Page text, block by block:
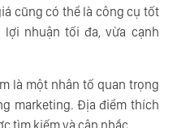
cũng có thể là công cụ tốt
nhuận tối đa, vừa cạnh
là một nhân tố quan trọng
marketing. Địa điểm thích